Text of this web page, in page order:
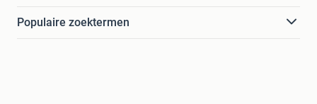
Populaire zoektermen